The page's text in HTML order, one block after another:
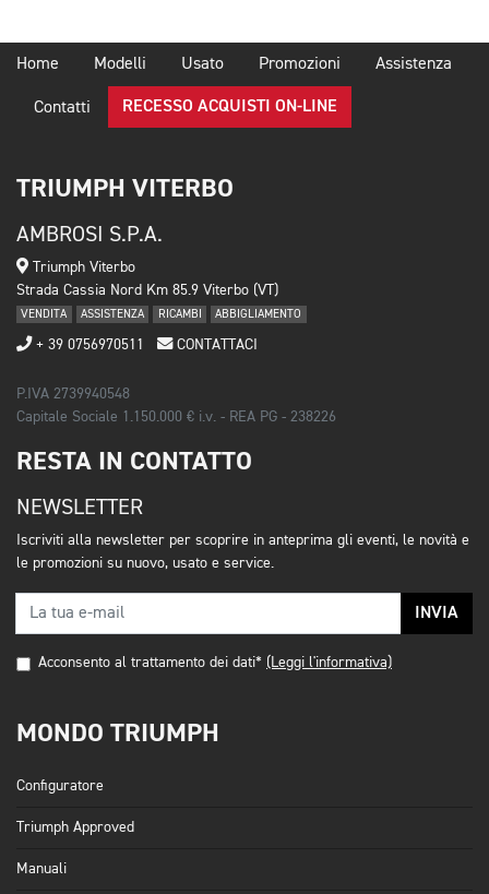
Home Modelli Usato Promozioni Assistenza
Contatti RECESSO ACQUISTI ON-LINE
TRIUMPH VITERBO
AMBROSI S.P.A.
Triumph Viterbo
Strada Cassia Nord Km 85.9 Viterbo (VT)
VENDITA ASSISTENZA RICAMBI ABBIGLIAMENTO
+ 39 0756970511 CONTATTACI
P.IVA 2739940548
Capitale Sociale 1.150.000 € i.v. - REA PG - 238226
RESTA IN CONTATTO
NEWSLETTER
Iscriviti alla newsletter per scoprire in anteprima gli eventi, le novità e
le promozioni su nuovo, usato e service.
INVIA
Acconsento al trattamento dei dati* (Leggi l'informativa)
MONDO TRIUMPH
Configuratore
Triumph Approved
Manuali